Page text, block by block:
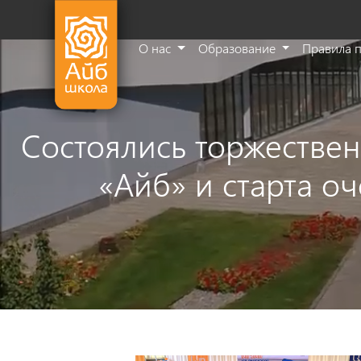
О нас Образование Правила
Состоялись
«Айб» и старта